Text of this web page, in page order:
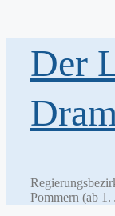
springenDer
Pommern (ab 1.